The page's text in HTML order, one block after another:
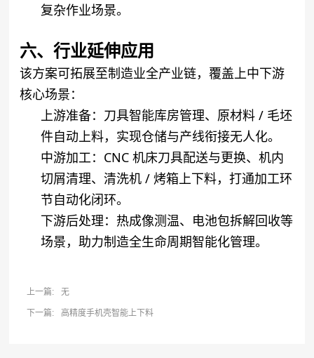
复杂作业场景。
六、行业延伸应用
该方案可拓展至制造业全产业链，覆盖上中下游
核心场景：
上游准备：刀具智能库房管理、原材料 / 毛坯
件自动上料，实现仓储与产线衔接无人化。
中游加工：CNC 机床刀具配送与更换、机内
切屑清理、清洗机 / 烤箱上下料，打通加工环
节自动化闭环。
下游后处理：热成像测温、电池包拆解回收等
场景，助力制造全生命周期智能化管理。
上一篇: 无
下一篇: 高精度手机壳智能上下料